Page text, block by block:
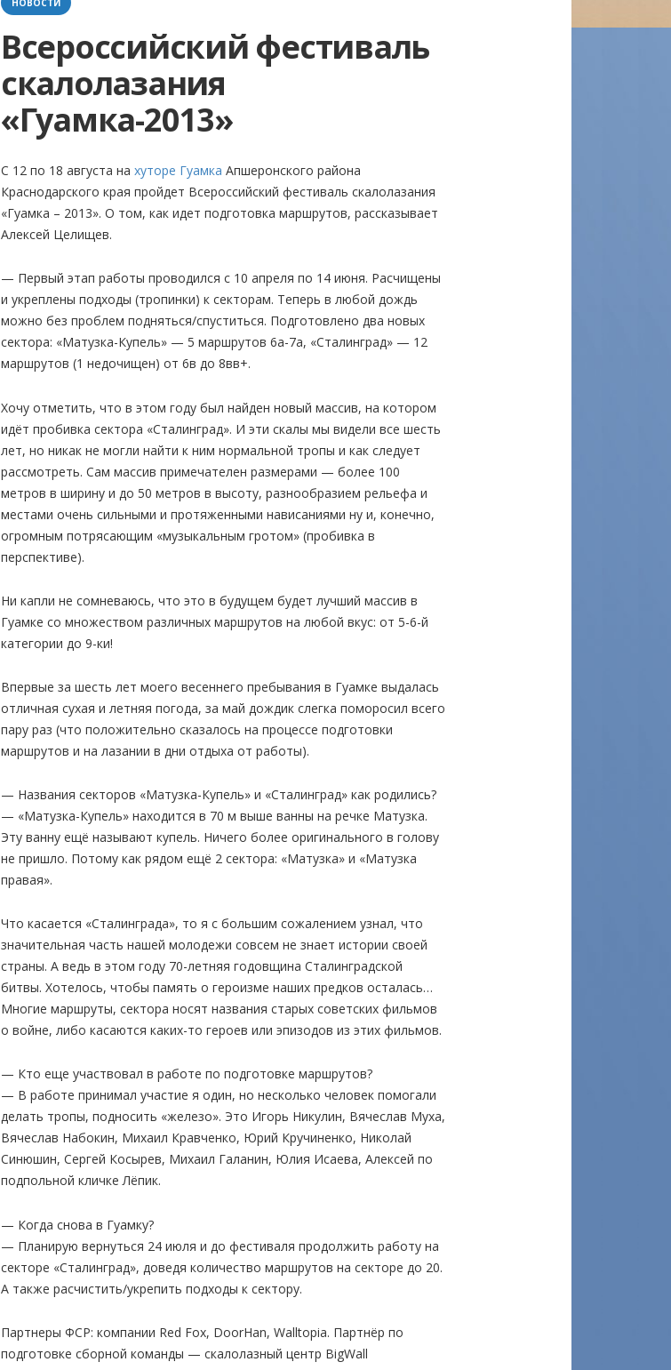
НОВОСТИ
Всероссийский фестиваль
скалолазания
«Гуамка-2013»
С 12 по 18 августа на хуторе Гуамка Апшеронского района
Краснодарского края пройдет Всероссийский фестиваль скалолазания
«Гуамка – 2013». О том, как идет подготовка маршрутов, рассказывает
Алексей Целищев.
— Первый этап работы проводился с 10 апреля по 14 июня. Расчищены
и укреплены подходы (тропинки) к секторам. Теперь в любой дождь
можно без проблем подняться/спуститься. Подготовлено два новых
сектора: «Матузка-Купель» — 5 маршрутов 6а-7а, «Сталинград» — 12
маршрутов (1 недочищен) от 6в до 8вв+.
Хочу отметить, что в этом году был найден новый массив, на котором
идёт пробивка сектора «Сталинград». И эти скалы мы видели все шесть
лет, но никак не могли найти к ним нормальной тропы и как следует
рассмотреть. Сам массив примечателен размерами — более 100
метров в ширину и до 50 метров в высоту, разнообразием рельефа и
местами очень сильными и протяженными нависаниями ну и, конечно,
огромным потрясающим «музыкальным гротом» (пробивка в
перспективе).
Ни капли не сомневаюсь, что это в будущем будет лучший массив в
Гуамке со множеством различных маршрутов на любой вкус: от 5-6-й
категории до 9-ки!
Впервые за шесть лет моего весеннего пребывания в Гуамке выдалась
отличная сухая и летняя погода, за май дождик слегка поморосил всего
пару раз (что положительно сказалось на процессе подготовки
маршрутов и на лазании в дни отдыха от работы).
— Названия секторов «Матузка-Купель» и «Сталинград» как родились?
— «Матузка-Купель» находится в 70 м выше ванны на речке Матузка.
Эту ванну ещё называют купель. Ничего более оригинального в голову
не пришло. Потому как рядом ещё 2 сектора: «Матузка» и «Матузка
правая».
Что касается «Сталинграда», то я с большим сожалением узнал, что
значительная часть нашей молодежи совсем не знает истории своей
страны. А ведь в этом году 70-летняя годовщина Сталинградской
битвы. Хотелось, чтобы память о героизме наших предков осталась…
Многие маршруты, сектора носят названия старых советских фильмов
о войне, либо касаются каких-то героев или эпизодов из этих фильмов.
— Кто еще участвовал в работе по подготовке маршрутов?
— В работе принимал участие я один, но несколько человек помогали
делать тропы, подносить «железо». Это Игорь Никулин, Вячеслав Муха,
Вячеслав Набокин, Михаил Кравченко, Юрий Кручиненко, Николай
Синюшин, Сергей Косырев, Михаил Галанин, Юлия Исаева, Алексей по
подпольной кличке Лёпик.
— Когда снова в Гуамку?
— Планирую вернуться 24 июля и до фестиваля продолжить работу на
секторе «Сталинград», доведя количество маршрутов на секторе до 20.
А также расчистить/укрепить подходы к сектору.
Партнеры ФСР: компании Red Fox, DoorHan, Walltopia. Партнёр по
подготовке сборной команды — скалолазный центр BigWall